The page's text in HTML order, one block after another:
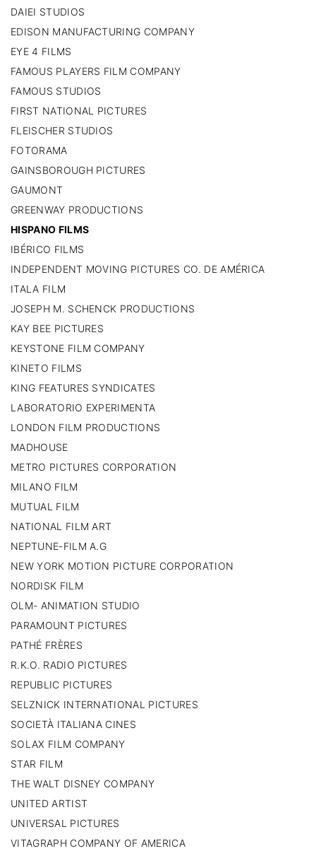
DAIEI STUDIOS
EDISON MANUFACTURING COMPANY
EYE 4 FILMS
FAMOUS PLAYERS FILM COMPANY
FAMOUS STUDIOS
FIRST NATIONAL PICTURES
FLEISCHER STUDIOS
FOTORAMA
GAINSBOROUGH PICTURES
GAUMONT
GREENWAY PRODUCTIONS
HISPANO FILMS
IBÉRICO FILMS
INDEPENDENT MOVING PICTURES CO. DE AMÉRICA
ITALA FILM
JOSEPH M. SCHENCK PRODUCTIONS
KAY BEE PICTURES
KEYSTONE FILM COMPANY
KINETO FILMS
KING FEATURES SYNDICATES
LABORATORIO EXPERIMENTA
LONDON FILM PRODUCTIONS
MADHOUSE
METRO PICTURES CORPORATION
MILANO FILM
MUTUAL FILM
NATIONAL FILM ART
NEPTUNE-FILM A.G
NEW YORK MOTION PICTURE CORPORATION
NORDISK FILM
OLM- ANIMATION STUDIO
PARAMOUNT PICTURES
PATHÉ FRÈRES
R.K.O. RADIO PICTURES
REPUBLIC PICTURES
SELZNICK INTERNATIONAL PICTURES
SOCIETÀ ITALIANA CINES
SOLAX FILM COMPANY
STAR FILM
THE WALT DISNEY COMPANY
UNITED ARTIST
UNIVERSAL PICTURES
VITAGRAPH COMPANY OF AMERICA